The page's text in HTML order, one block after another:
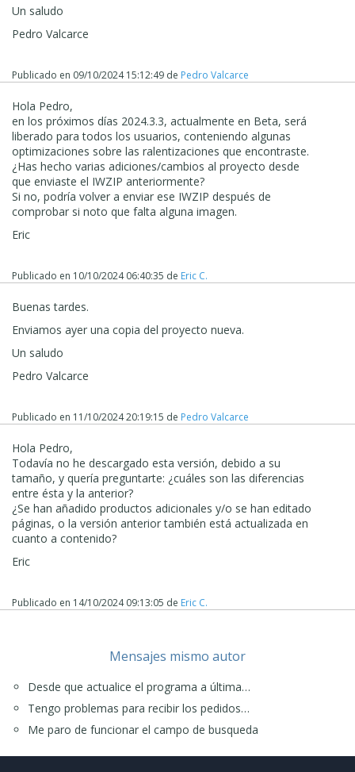
Un saludo
Pedro Valcarce
Publicado en 09/10/2024 15:12:49 de Pedro Valcarce
Hola Pedro,
en los próximos días 2024.3.3, actualmente en Beta, será
liberado para todos los usuarios, conteniendo algunas
optimizaciones sobre las ralentizaciones que encontraste.
¿Has hecho varias adiciones/cambios al proyecto desde
que enviaste el IWZIP anteriormente?
Si no, podría volver a enviar ese IWZIP después de
comprobar si noto que falta alguna imagen.
Eric
Publicado en 10/10/2024 06:40:35 de Eric C.
Buenas tardes.
Enviamos ayer una copia del proyecto nueva.
Un saludo
Pedro Valcarce
Publicado en 11/10/2024 20:19:15 de Pedro Valcarce
Hola Pedro,
Todavía no he descargado esta versión, debido a su
tamaño, y quería preguntarte: ¿cuáles son las diferencias
entre ésta y la anterior?
¿Se han añadido productos adicionales y/o se han editado
páginas, o la versión anterior también está actualizada en
cuanto a contenido?
Eric
Publicado en 14/10/2024 09:13:05 de Eric C.
Mensajes mismo autor
Desde que actualice el programa a última…
Tengo problemas para recibir los pedidos…
Me paro de funcionar el campo de busqueda